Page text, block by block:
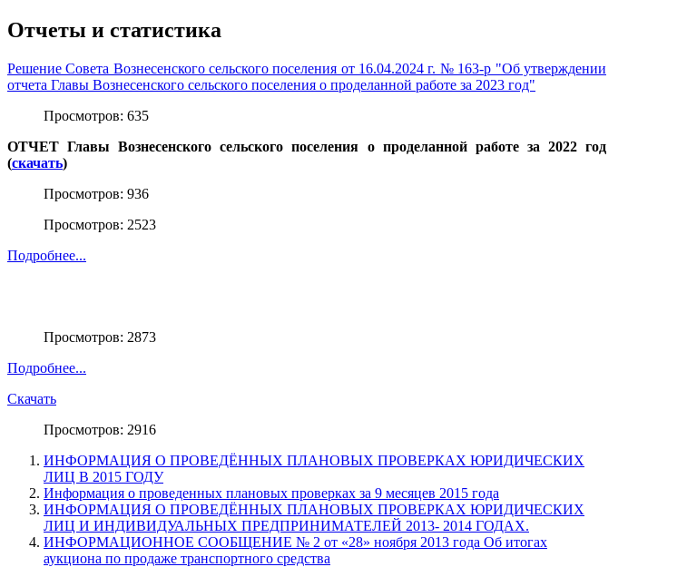
Отчеты и статистика
Решение Совета Вознесенского сельского поселения от 16.04.2024 г. № 163-р "Об утверждении
отчета Главы Вознесенского сельского поселения о проделанной работе за 2023 год"
Просмотров: 635
ОТЧЕТ Главы Вознесенского сельского поселения о проделанной работе за 2022 год
(скачать)
Просмотров: 936
Просмотров: 2523
Подробнее...
Просмотров: 2873
Подробнее...
Скачать
Просмотров: 2916
ИНФОРМАЦИЯ О ПРОВЕДЁННЫХ ПЛАНОВЫХ ПРОВЕРКАХ ЮРИДИЧЕСКИХ
ЛИЦ В 2015 ГОДУ
Информация о проведенных плановых проверках за 9 месяцев 2015 года
ИНФОРМАЦИЯ О ПРОВЕДЁННЫХ ПЛАНОВЫХ ПРОВЕРКАХ ЮРИДИЧЕСКИХ
ЛИЦ И ИНДИВИДУАЛЬНЫХ ПРЕДПРИНИМАТЕЛЕЙ 2013- 2014 ГОДАХ.
ИНФОРМАЦИОННОЕ СООБЩЕНИЕ № 2 от «28» ноября 2013 года Об итогах
аукциона по продаже транспортного средства